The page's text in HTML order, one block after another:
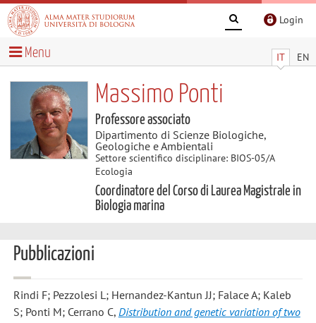
Login
IT EN
Menu
Massimo Ponti
Professore associato
Dipartimento di Scienze Biologiche,
Geologiche e Ambientali
Settore scientifico disciplinare: BIOS-05/A
Ecologia
Coordinatore del Corso di Laurea Magistrale in
Biologia marina
Pubblicazioni
Rindi F; Pezzolesi L; Hernandez-Kantun JJ; Falace A; Kaleb
S; Ponti M; Cerrano C, Distribution and genetic variation of two